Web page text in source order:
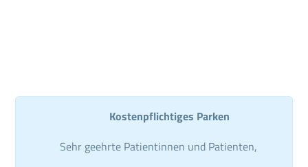
Kostenpflichtiges Parken
Sehr geehrte Patientinnen und Patienten,